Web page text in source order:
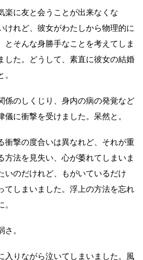
楽に友と会うことが出来なくな
けれど、彼女がわたしから物理的に
とそんな身勝手なことを考えてしま
した。どうして、素直に彼女の結婚
係のしくじり、身内の病の発覚など
儀に衝撃を受けました。呆然と。
衝撃の度合いは異なれど、それが重
方法を見失い、心が萎れてしまいま
いのだけれど、もがいているだけ
てしまいました。浮上の方法を忘れ
。
入りながら泣いてしまいました。風